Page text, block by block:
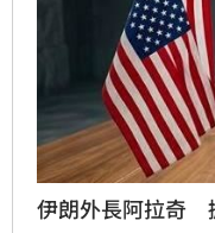
伊朗外長阿拉奇